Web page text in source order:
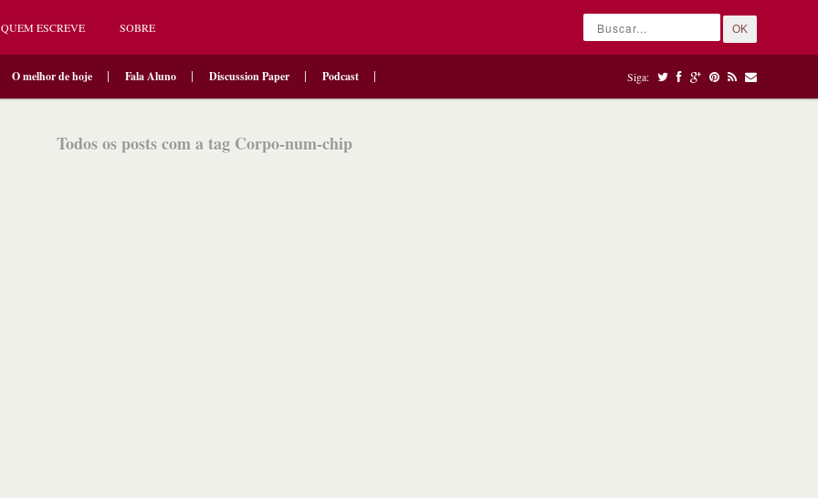
QUEM ESCREVE SOBRE OK
O melhor de hoje Fala Aluno Discussion Paper Podcast Siga:
Todos os posts com a tag Corpo-num-chip